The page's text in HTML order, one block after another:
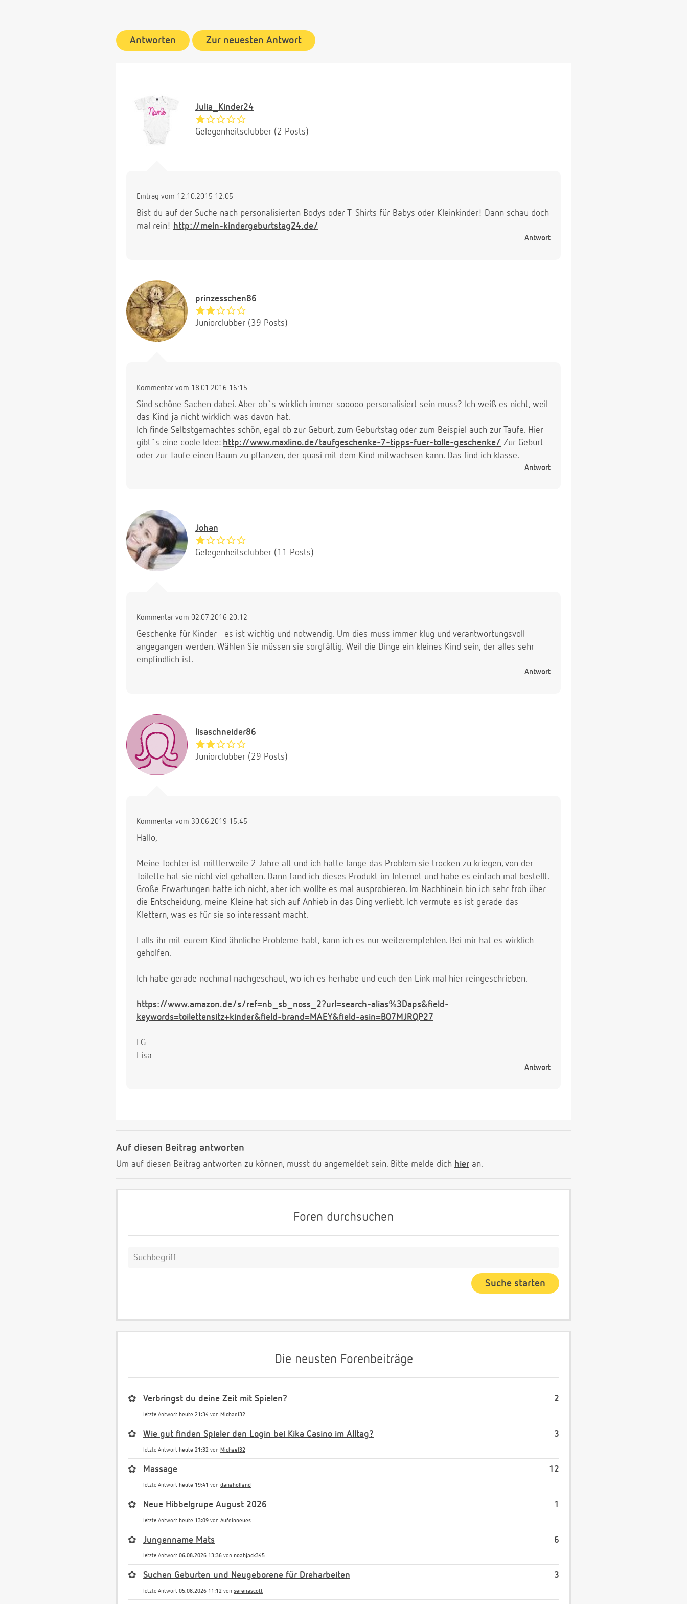
Antworten Zur neuesten Antwort
Julia_Kinder24
Gelegenheitsclubber (2 Posts)
Eintrag vom 12.10.2015 12:05
Bist du auf der Suche nach personalisierten Bodys oder T-Shirts für Babys oder Kleinkinder! Dann schau doch
mal rein! http://mein-kindergeburtstag24.de/
Antwort
prinzesschen86
Juniorclubber (39 Posts)
Kommentar vom 18.01.2016 16:15
Sind schöne Sachen dabei. Aber ob`s wirklich immer sooooo personalisiert sein muss? Ich weiß es nicht, weil
das Kind ja nicht wirklich was davon hat.
Ich finde Selbstgemachtes schön, egal ob zur Geburt, zum Geburtstag oder zum Beispiel auch zur Taufe. Hier
gibt`s eine coole Idee: http://www.maxlino.de/taufgeschenke-7-tipps-fuer-tolle-geschenke/ Zur Geburt
oder zur Taufe einen Baum zu pflanzen, der quasi mit dem Kind mitwachsen kann. Das find ich klasse.
Antwort
Johan
Gelegenheitsclubber (11 Posts)
Kommentar vom 02.07.2016 20:12
Geschenke für Kinder - es ist wichtig und notwendig. Um dies muss immer klug und verantwortungsvoll
angegangen werden. Wählen Sie müssen sie sorgfältig. Weil die Dinge ein kleines Kind sein, der alles sehr
empfindlich ist.
Antwort
lisaschneider86
Juniorclubber (29 Posts)
Kommentar vom 30.06.2019 15:45
Hallo,
Meine Tochter ist mittlerweile 2 Jahre alt und ich hatte lange das Problem sie trocken zu kriegen, von der
Toilette hat sie nicht viel gehalten. Dann fand ich dieses Produkt im Internet und habe es einfach mal bestellt.
Große Erwartungen hatte ich nicht, aber ich wollte es mal ausprobieren. Im Nachhinein bin ich sehr froh über
die Entscheidung, meine Kleine hat sich auf Anhieb in das Ding verliebt. Ich vermute es ist gerade das
Klettern, was es für sie so interessant macht.
Falls ihr mit eurem Kind ähnliche Probleme habt, kann ich es nur weiterempfehlen. Bei mir hat es wirklich
geholfen.
Ich habe gerade nochmal nachgeschaut, wo ich es herhabe und euch den Link mal hier reingeschrieben.
https://www.amazon.de/s/ref=nb_sb_noss_2?url=search-alias%3Daps&field-
keywords=toilettensitz+kinder&field-brand=MAEY&field-asin=B07MJRQP27
LG
Lisa
Antwort
Auf diesen Beitrag antworten
Um auf diesen Beitrag antworten zu können, musst du angemeldet sein. Bitte melde dich hier an.
Foren durchsuchen
Die neusten Forenbeiträge
2
✿ Verbringst du deine Zeit mit Spielen?
letzte Antwort heute 21:34 von Michael32
3
✿ Wie gut finden Spieler den Login bei Kika Casino im Alltag?
letzte Antwort heute 21:32 von Michael32
12
✿ Massage
letzte Antwort heute 19:41 von danaholland
1
✿ Neue Hibbelgrupe August 2026
letzte Antwort heute 13:09 von Aufeinneues
6
✿ Jungenname Mats
letzte Antwort 06.08.2026 13:36 von noahjack345
3
✿ Suchen Geburten und Neugeborene für Dreharbeiten
letzte Antwort 05.08.2026 11:12 von serenascott